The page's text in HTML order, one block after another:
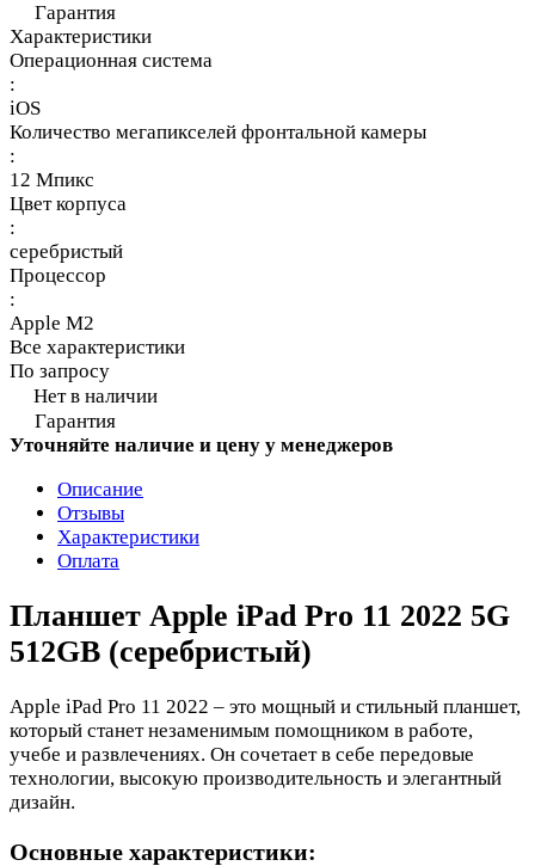
Гарантия
Характеристики
Операционная система
:
iOS
Количество мегапикселей фронтальной камеры
:
12 Мпикс
Цвет корпуса
:
серебристый
Процессор
:
Apple M2
Все характеристики
По запросу
Нет в наличии
Гарантия
Уточняйте наличие и цену у менеджеров
Описание
Отзывы
Характеристики
Оплата
Планшет Apple iPad Pro 11 2022 5G
512GB (серебристый)
Apple iPad Pro 11 2022 – это мощный и стильный планшет,
который станет незаменимым помощником в работе,
учебе и развлечениях. Он сочетает в себе передовые
технологии, высокую производительность и элегантный
дизайн.
Основные характеристики: